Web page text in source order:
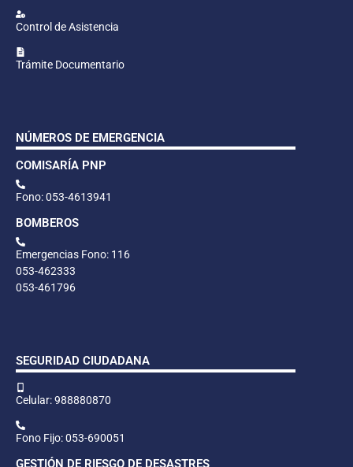
Control de Asistencia
Trámite Documentario
NÚMEROS DE EMERGENCIA
COMISARÍA PNP
Fono: 053-4613941
BOMBEROS
Emergencias Fono: 116
053-462333
053-461796
SEGURIDAD CIUDADANA
Celular: 988880870
Fono Fijo: 053-690051
GESTIÓN DE RIESGO DE DESASTRES